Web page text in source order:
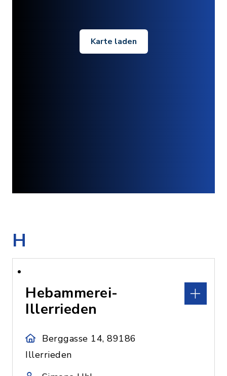
Karte laden
H
Hebammerei-
Illerrieden
Berggasse 14, 89186
Illerrieden